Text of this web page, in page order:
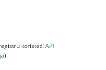
koristeći API
).